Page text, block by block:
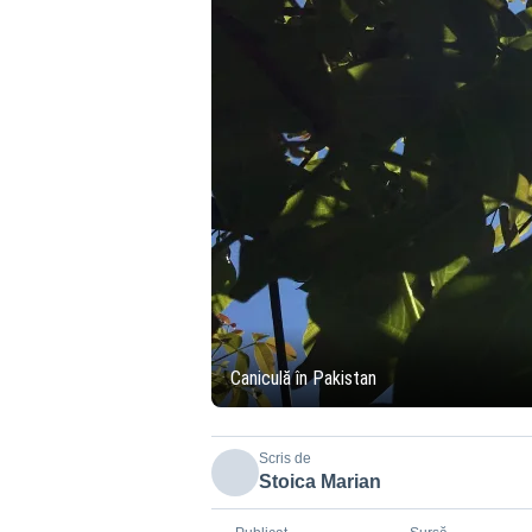
Caniculă în Pakistan
Scris de
Stoica Marian